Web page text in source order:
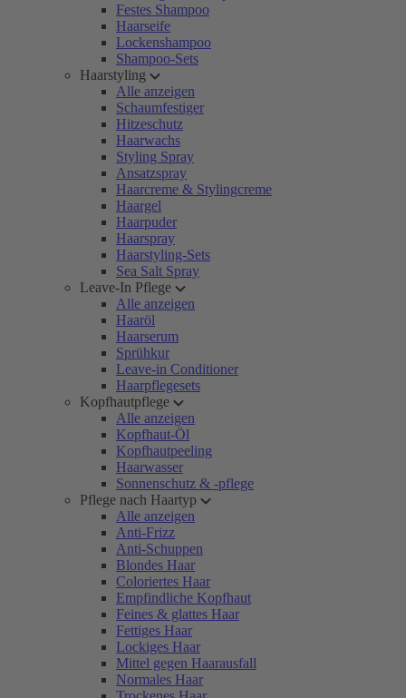
Festes Shampoo
Haarseife
Lockenshampoo
Shampoo-Sets
Haarstyling
Alle anzeigen
Schaumfestiger
Hitzeschutz
Haarwachs
Styling Spray
Ansatzspray
Haarcreme & Stylingcreme
Haargel
Haarpuder
Haarspray
Haarstyling-Sets
Sea Salt Spray
Leave-In Pflege
Alle anzeigen
Haaröl
Haarserum
Sprühkur
Leave-in Conditioner
Haarpflegesets
Kopfhautpflege
Alle anzeigen
Kopfhaut-Öl
Kopfhautpeeling
Haarwasser
Sonnenschutz & -pflege
Pflege nach Haartyp
Alle anzeigen
Anti-Frizz
Anti-Schuppen
Blondes Haar
Coloriertes Haar
Empfindliche Kopfhaut
Feines & glattes Haar
Fettiges Haar
Lockiges Haar
Mittel gegen Haarausfall
Normales Haar